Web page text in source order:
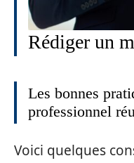
Rédiger un
Les bonnes
professionnel
Voici quelques